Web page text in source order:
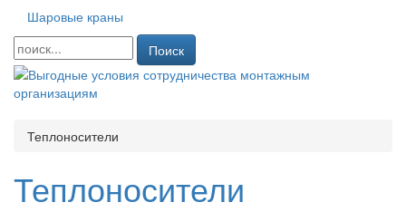
Шаровые краны
Поиск
Теплоносители
Теплоносители